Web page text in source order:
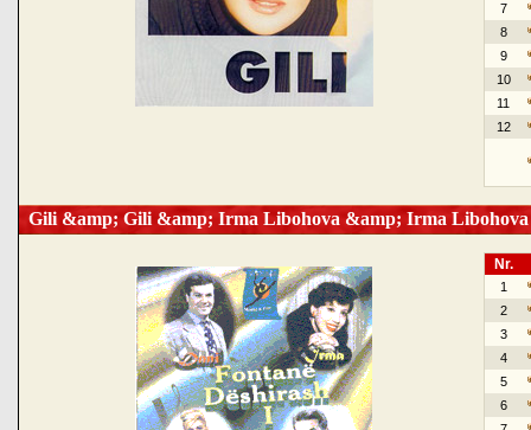
7
8
9
10
11
12
Gili &amp; Gili &amp; Irma Libohova &amp; Irma
Nr.
1
2
3
4
5
6